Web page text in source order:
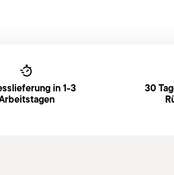
in 1-3 30